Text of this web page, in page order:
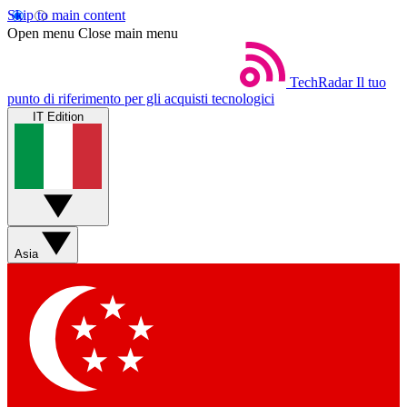
Skip to main content
Open menu Close main menu
TechRadar Il tuo
punto di riferimento per gli acquisti tecnologici
IT Edition
Asia